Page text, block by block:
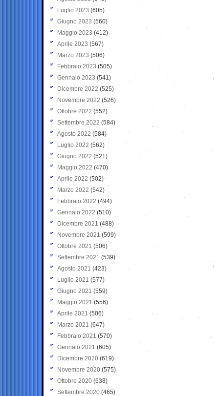
Luglio 2023 (605)
Giugno 2023 (560)
Maggio 2023 (412)
Aprile 2023 (567)
Marzo 2023 (506)
Febbraio 2023 (505)
Gennaio 2023 (541)
Dicembre 2022 (525)
Novembre 2022 (526)
Ottobre 2022 (552)
Settembre 2022 (584)
Agosto 2022 (584)
Luglio 2022 (562)
Giugno 2022 (521)
Maggio 2022 (470)
Aprile 2022 (502)
Marzo 2022 (542)
Febbraio 2022 (494)
Gennaio 2022 (510)
Dicembre 2021 (488)
Novembre 2021 (599)
Ottobre 2021 (506)
Settembre 2021 (539)
Agosto 2021 (423)
Luglio 2021 (577)
Giugno 2021(559)
Maggio 2021 (556)
Aprile 2021 (506)
Marzo 2021 (647)
Febbraio 2021 (570)
Gennaio 2021 (605)
Dicembre 2020 (619)
Novembre 2020 (575)
Ottobre 2020 (638)
Settembre 2020(465)